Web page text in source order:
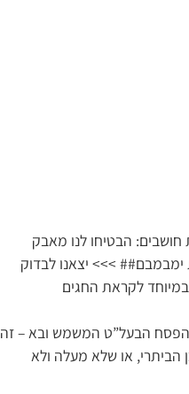
חושבים: הבטיחו לנו מאבק
ימבמבם## >>> יצאנו לבדוק
לקראת החגים
הפסח הבעל”ט המשמש ובא – זה
הביתרי, או שלא מעלה ולא